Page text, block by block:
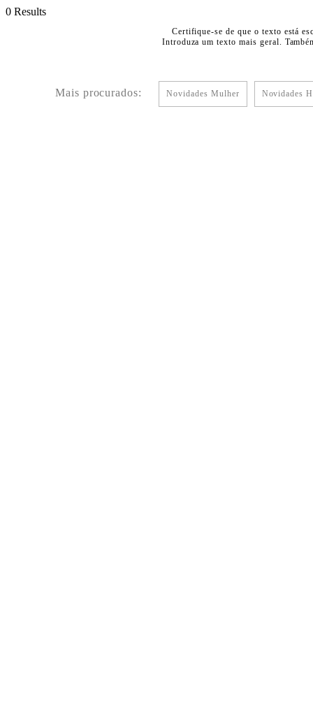
0 Results
Certifique-se de que o texto está
Introduza um texto mais geral.
Mais procurados: Novidades Mulher Novidades